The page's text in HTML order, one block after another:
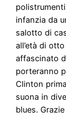
infanzia da
salotto di
all’età di
affascinato
porteranno
Clinton
suona in
blues.